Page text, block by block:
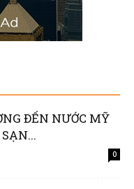
ĐẾN NƯỚC MỸ
0